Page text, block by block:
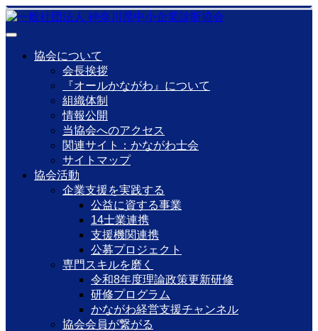
協会について
会長挨拶
『オールかながわ』について
組織体制
情報公開
当協会へのアクセス
関連サイト：かながわ士会
サイトマップ
協会活動
企業支援を実践する
公益に資する事業
14士業連携
支援機関連携
公募プロジェクト
専門スキルを磨く
令和8年度理論政策更新研修
研修プログラム
かながわ経営支援チャンネル
協会会員が繋がる